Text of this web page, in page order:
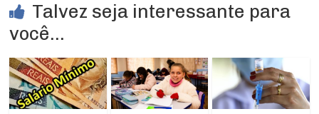
Talvez seja interessante para
você...